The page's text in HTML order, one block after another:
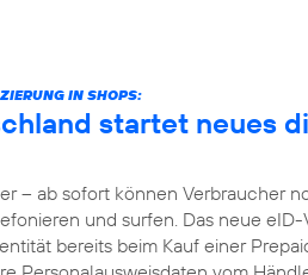
IN SHOPS:
startet neues
– ab sofort können Verbraucher
und surfen. Das neue
bereits beim Kauf einer